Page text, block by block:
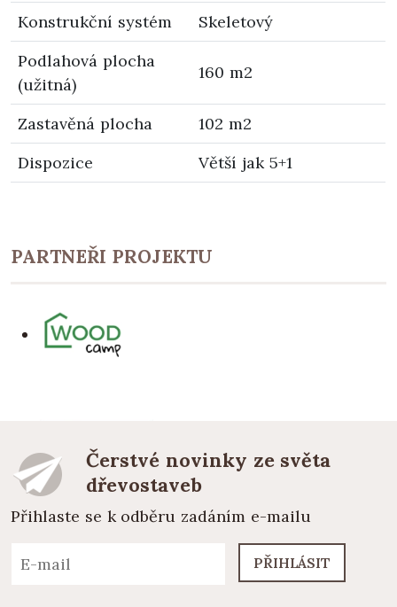
Konstrukční systém
Skeletový
Podlahová plocha
(užitná)
160 m2
Zastavěná plocha
102 m2
Dispozice
Větší jak 5+1
PARTNEŘI PROJEKTU
Čerstvé novinky ze světa
dřevostaveb
Přihlaste se k odběru zadáním e-mailu
PŘIHLÁSIT